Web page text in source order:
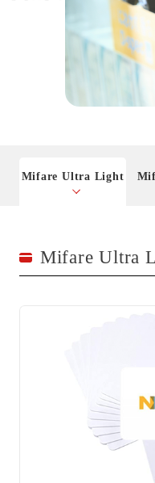
スタッフブログ
お問い合わせ
Mifare Ultra Light
Mifare Ultra